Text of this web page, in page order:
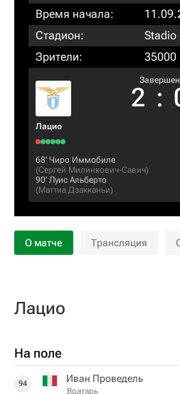
Время начала:
Стадион:
Stadio
Зрители:
35000
Лацио
Завершен
2 :
68‎’‎ Чиро Иммобиле
(Сергей Милинкович-Савич)
90‎’‎ Луис Альберто
(Маттиа Дзакканьи)
О матче Трансляция
Лацио
На поле
94 Иван Проведель
Вратарь